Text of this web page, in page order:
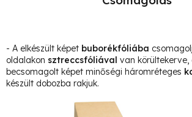
- A elkészült képet buborékfóliába
oldalakon sztreccsfóliával van körültekerve,
becsomagolt képet minőségi háromréteges
készült dobozba rakjuk.